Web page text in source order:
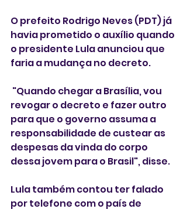
O prefeito Rodrigo Neves (PDT) já
havia prometido o auxílio quando
o presidente Lula anunciou que
faria a mudança no decreto.
revogar o decreto e fazer outro
para que o governo assuma a
responsabilidade de custear as
despesas da vinda do corpo
dessa jovem para o Brasil", disse.
Lula também contou ter falado
por telefone com o país de